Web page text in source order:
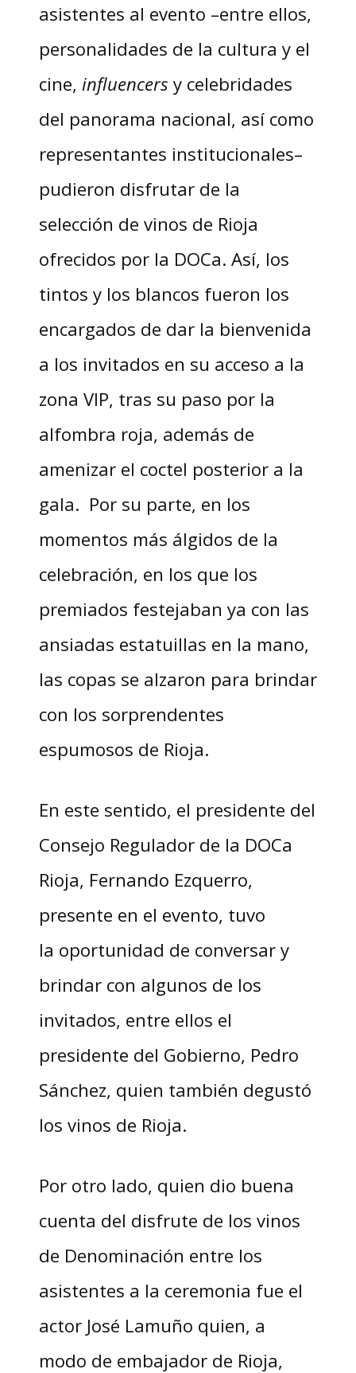
asistentes al evento –entre ellos,
personalidades de la cultura y el
cine, influencers y celebridades
del panorama nacional, así como
representantes institucionales–
pudieron disfrutar de la
selección de vinos de Rioja
ofrecidos por la DOCa. Así, los
tintos y los blancos fueron los
encargados de dar la bienvenida
a los invitados en su acceso a la
zona VIP, tras su paso por la
alfombra roja, además de
amenizar el coctel posterior a la
gala. Por su parte, en los
momentos más álgidos de la
celebración, en los que los
premiados festejaban ya con las
ansiadas estatuillas en la mano,
las copas se alzaron para brindar
con los sorprendentes
espumosos de Rioja.
En este sentido, el presidente del
Consejo Regulador de la DOCa
Rioja, Fernando Ezquerro,
presente en el evento, tuvo
la oportunidad de conversar y
brindar con algunos de los
invitados, entre ellos el
presidente del Gobierno, Pedro
Sánchez, quien también degustó
los vinos de Rioja.
Por otro lado, quien dio buena
cuenta del disfrute de los vinos
de Denominación entre los
asistentes a la ceremonia fue el
actor José Lamuño quien, a
modo de embajador de Rioja,